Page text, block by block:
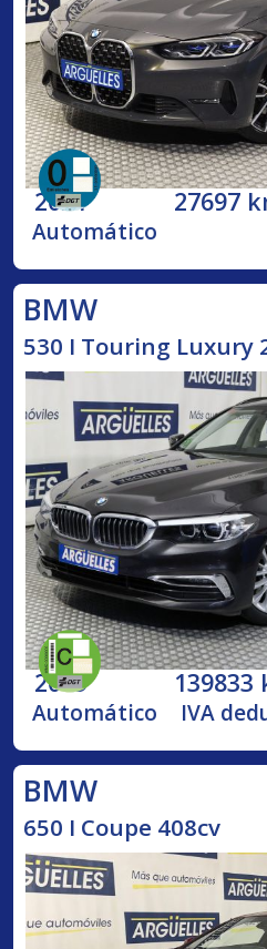
2021 27697
Automático
BMW
530 I Touring Luxury
2019 139833
Automático IVA
BMW
650 I Coupe 408cv